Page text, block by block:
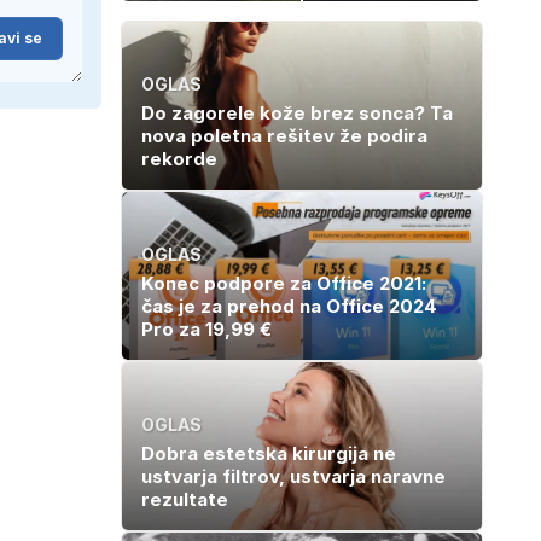
se
brez peke, ki se
OGLAS
Do zagorele kože brez sonca? Ta
nova poletna rešitev že podira
rekorde
OGLAS
Konec podpore za Office 2021:
čas je za prehod na Office 2024
Pro za 19,99 €
OGLAS
Dobra estetska kirurgija ne
ustvarja filtrov, ustvarja naravne
rezultate